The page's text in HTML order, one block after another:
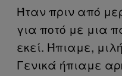
Ήταν πριν από
για ποτό με μια
εκεί. Ήπιαμε,
Γενικά ήπιαμε